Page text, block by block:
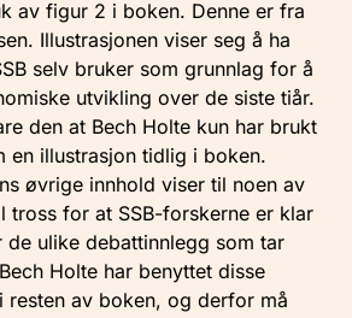
av figur 2 i boken. Denne er fra
Illustrasjonen viser seg å ha
selv bruker som grunnlag for å
utvikling over de siste tiår.
den at Bech Holte kun har brukt
en illustrasjon tidlig i boken.
øvrige innhold viser til noen av
tross for at SSB-forskerne er klar
ulike debattinnlegg som tar
Holte har benyttet disse
resten av boken, og derfor må